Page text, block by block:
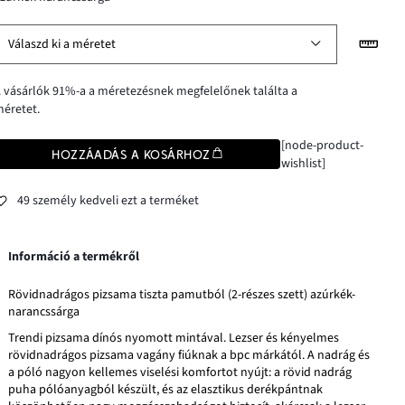
Válaszd ki a méretet
vásárlók 91%-a a méretezésnek megfelelőnek találta a
HOZZÁADÁS A KOSÁRHOZ
[node-product-
wishlist]
49 személy kedveli ezt a terméket
Információ a termékről
Rövidnadrágos pizsama tiszta pamutból (2-részes szett) azúrkék-
narancssárga
Trendi pizsama dínós nyomott mintával. Lezser és kényelmes
rövidnadrágos pizsama vagány fiúknak a bpc márkától. A nadrág és
a póló nagyon kellemes viselési komfortot nyújt: a rövid nadrág
puha pólóanyagból készült, és az elasztikus derékpántnak